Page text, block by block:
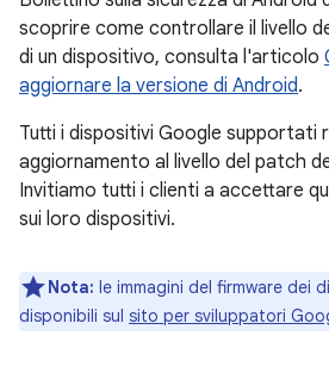
scoprire come controllare il livello
di un dispositivo, consulta l'articolo
aggiornare la versione di Android.
Tutti i dispositivi Google supportati
aggiornamento al livello del patch
Invitiamo tutti i clienti a accettare
sui loro dispositivi.
Nota: le immagini del firmware dei
disponibili sul sito per sviluppatori